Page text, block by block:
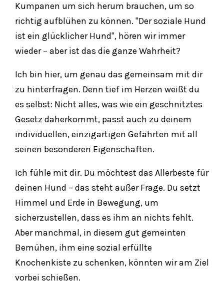
Kumpanen um sich herum brauchen, um so
richtig aufblühen zu können. "Der soziale Hund
ist ein glücklicher Hund", hören wir immer
wieder – aber ist das die ganze Wahrheit?
Ich bin hier, um genau das gemeinsam mit dir
zu hinterfragen. Denn tief im Herzen weißt du
es selbst: Nicht alles, was wie ein geschnitztes
Gesetz daherkommt, passt auch zu deinem
individuellen, einzigartigen Gefährten mit all
seinen besonderen Eigenschaften.
Ich fühle mit dir. Du möchtest das Allerbeste für
deinen Hund – das steht außer Frage. Du setzt
Himmel und Erde in Bewegung, um
sicherzustellen, dass es ihm an nichts fehlt.
Aber manchmal, in diesem gut gemeinten
Bemühen, ihm eine sozial erfüllte
Knochenkiste zu schenken, könnten wir am Ziel
vorbei schießen.